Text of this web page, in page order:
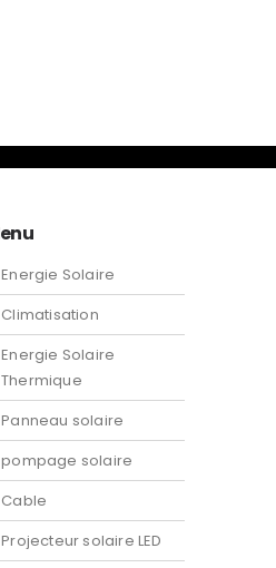
Energie Solaire
Climatisation
Energie Solaire
Panneau solaire
pompage solaire
Cable
Projecteur solaire LED